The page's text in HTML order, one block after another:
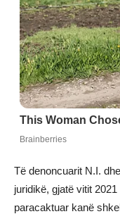
Të denoncuarit N.I.
juridikë, gjatë vitit
paracaktuar kanë